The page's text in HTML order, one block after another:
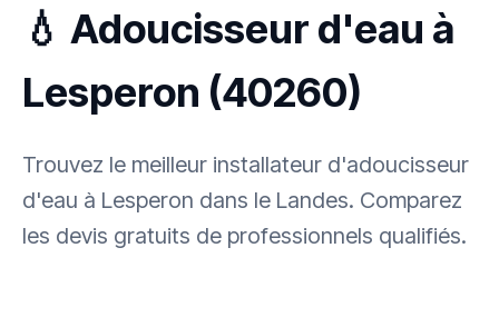
💧 Adoucisseur d'eau à
Lesperon (40260)
Trouvez le meilleur installateur d'adoucisseur
d'eau à Lesperon dans le Landes. Comparez
les devis gratuits de professionnels qualifiés.